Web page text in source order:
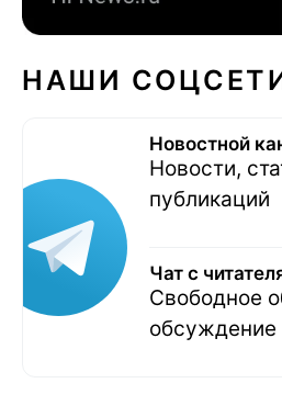
НАШИ
Новостной
Новости,
публикаций
Чат с
Свободное
обсуждение